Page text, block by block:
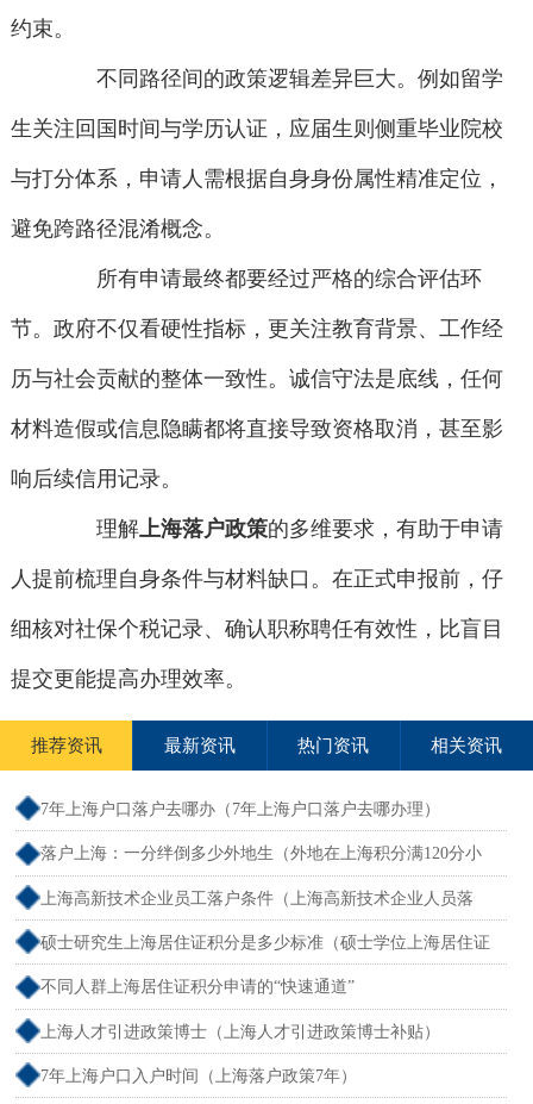
约束。
不同路径间的政策逻辑差异巨大。例如留学
生关注回国时间与学历认证，应届生则侧重毕业院校
与打分体系，申请人需根据自身身份属性精准定位，
避免跨路径混淆概念。
所有申请最终都要经过严格的综合评估环
节。政府不仅看硬性指标，更关注教育背景、工作经
历与社会贡献的整体一致性。诚信守法是底线，任何
材料造假或信息隐瞒都将直接导致资格取消，甚至影
响后续信用记录。
理解上海落户政策的多维要求，有助于申请
人提前梳理自身条件与材料缺口。在正式申报前，仔
细核对社保个税记录、确认职称聘任有效性，比盲目
提交更能提高办理效率。
推荐资讯 最新资讯 热门资讯 相关资讯
7年上海户口落户去哪办（7年上海户口落户去哪办理）
落户上海：一分绊倒多少外地生（外地在上海积分满120分小
孩可以考上海大学吗）
上海高新技术企业员工落户条件（上海高新技术企业人员落
户）
硕士研究生上海居住证积分是多少标准（硕士学位上海居住证
积分）
不同人群上海居住证积分申请的“快速通道”
上海人才引进政策博士（上海人才引进政策博士补贴）
7年上海户口入户时间（上海落户政策7年）